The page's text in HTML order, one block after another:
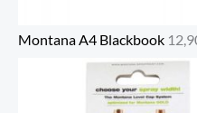
Montana A4 Blackbook